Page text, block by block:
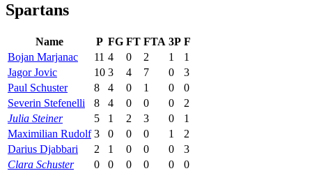
Spartans
Name P FG FT FTA 3P F
Bojan Marjanac
11 4 0 2 1
1
Jagor Jovic
10 3 4 7 0
3
Paul Schuster
8 4 0 1 0
0
Severin Stefenelli
8 4 0 0 0
2
Julia Steiner
5 1 2 3 0
1
Maximilian Rudolf 3 0 0 0 1
2
Darius Djabbari
2 1 0 0 0
3
Clara Schuster
0 0 0 0 0
0